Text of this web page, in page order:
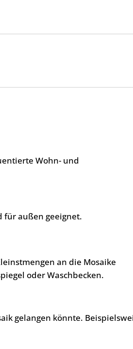
Wohn- und
für außen geeignet.
an die Mosaike
oder Waschbecken.
gelangen könnte.